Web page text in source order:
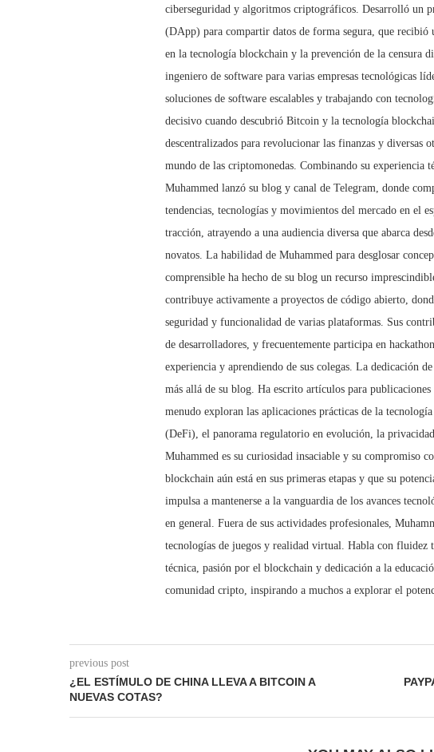
ciberseguridad y algoritmos criptográficos. Desarrolló un
(DApp) para compartir datos de forma segura, que
en la tecnología blockchain y la prevención de la censura
ingeniero de software para varias empresas tecnológicas
soluciones de software escalables y trabajando con
decisivo cuando descubrió Bitcoin y la tecnología
descentralizados para revolucionar las finanzas y diversas
mundo de las criptomonedas. Combinando su experiencia
Muhammed lanzó su blog y canal de Telegram, donde
tendencias, tecnologías y movimientos del mercado en el
tracción, atrayendo a una audiencia diversa que abarca
novatos. La habilidad de Muhammed para desglosar
comprensible ha hecho de su blog un recurso
contribuye activamente a proyectos de código abierto,
seguridad y funcionalidad de varias plataformas. Sus
de desarrolladores, y frecuentemente participa en
experiencia y aprendiendo de sus colegas. La dedicación
más allá de su blog. Ha escrito artículos para
menudo exploran las aplicaciones prácticas de la
(DeFi), el panorama regulatorio en evolución, la
Muhammed es su curiosidad insaciable y su compromiso
blockchain aún está en sus primeras etapas y que su
impulsa a mantenerse a la vanguardia de los avances
en general. Fuera de sus actividades profesionales,
tecnologías de juegos y realidad virtual. Habla con fluidez
técnica, pasión por el blockchain y dedicación a la
comunidad cripto, inspirando a muchos a explorar el
previous post
¿EL ESTÍMULO DE CHINA LLEVA A BITCOIN A
NUEVAS COTAS?